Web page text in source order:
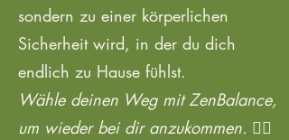
sondern zu einer körperlichen
Sicherheit wird, in der du dich
endlich zu Hause fühlst.
Wähle deinen Weg mit ZenBalance,
um wieder bei dir anzukommen. 👇🏾